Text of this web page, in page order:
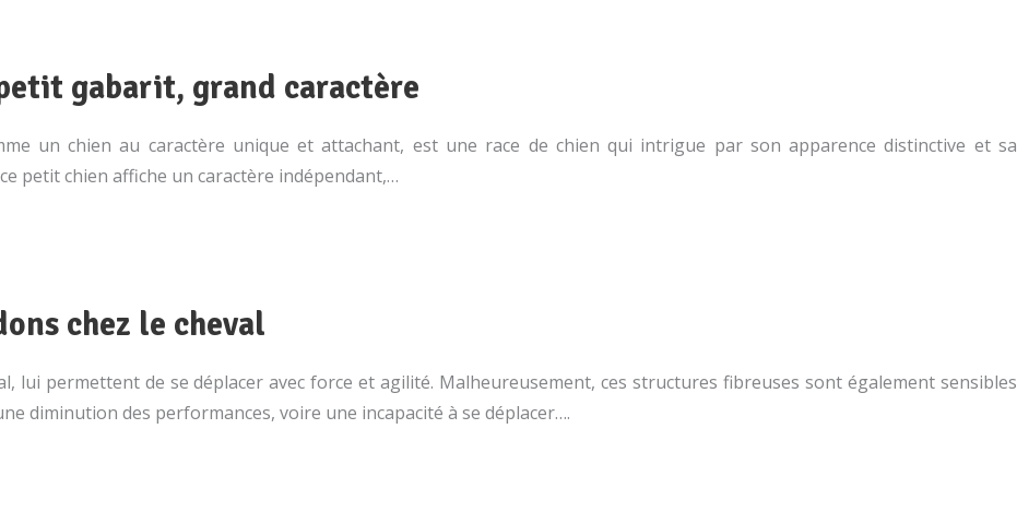
gabarit, grand caractère
un chien au caractère unique et attachant, est une race de chien qui intrigue par son apparence distinctive et sa
petit chien affiche un caractère indépendant,…
chez le cheval
lui permettent de se déplacer avec force et agilité. Malheureusement, ces structures fibreuses sont également sensibles
diminution des performances, voire une incapacité à se déplacer….